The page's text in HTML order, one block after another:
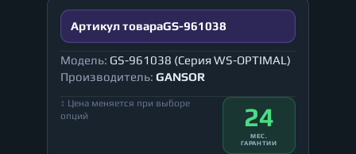
Артикул товараGS-961038
Модель: GS-961038 (Серия WS-OPTIMAL)
Производитель: GANSOR
↕ Цена меняется при выборе
опций
24
МЕС.
ГАРАНТИИ